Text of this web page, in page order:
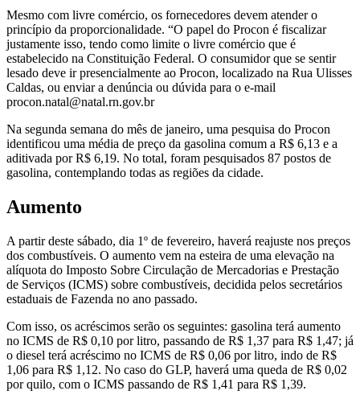
Mesmo com livre comércio, os fornecedores devem atender o
princípio da proporcionalidade. “O papel do Procon é fiscalizar
justamente isso, tendo como limite o livre comércio que é
estabelecido na Constituição Federal. O consumidor que se sentir
lesado deve ir presencialmente ao Procon, localizado na Rua Ulisses
Caldas, ou enviar a denúncia ou dúvida para o e-mail
procon.natal@natal.rn.gov.br
Na segunda semana do mês de janeiro, uma pesquisa do Procon
identificou uma média de preço da gasolina comum a R$ 6,13 e a
aditivada por R$ 6,19. No total, foram pesquisados 87 postos de
gasolina, contemplando todas as regiões da cidade.
Aumento
A partir deste sábado, dia 1º de fevereiro, haverá reajuste nos preços
dos combustíveis. O aumento vem na esteira de uma elevação na
alíquota do Imposto Sobre Circulação de Mercadorias e Prestação
de Serviços (ICMS) sobre combustíveis, decidida pelos secretários
estaduais de Fazenda no ano passado.
Com isso, os acréscimos serão os seguintes: gasolina terá aumento
no ICMS de R$ 0,10 por litro, passando de R$ 1,37 para R$ 1,47; já
o diesel terá acréscimo no ICMS de R$ 0,06 por litro, indo de R$
1,06 para R$ 1,12. No caso do GLP, haverá uma queda de R$ 0,02
por quilo, com o ICMS passando de R$ 1,41 para R$ 1,39.